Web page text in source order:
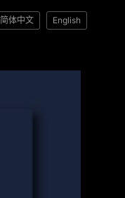
简体中文 English